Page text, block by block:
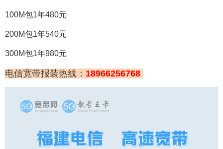
100M包1年480元
200M包1年540元
300M包1年980元
电信宽带报装热线： 18966256768